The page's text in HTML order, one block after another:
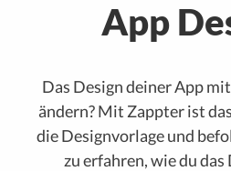
App
Das Design deiner App
ändern? Mit Zappter ist
die Designvorlage und
zu erfahren, wie du